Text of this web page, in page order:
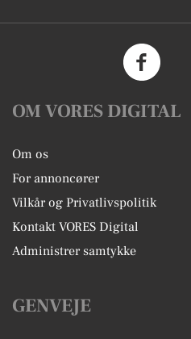
OM VORES DIGITAL
Om os
For annoncører
Vilkår og Privatlivspolitik
Kontakt VORES Digital
Administrer samtykke
GENVEJE